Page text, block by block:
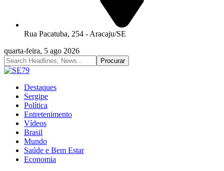
Rua Pacatuba, 254 - Aracaju/SE
quarta-feira, 5 ago 2026
Destaques
Sergipe
Política
Entretenimento
Vídeos
Brasil
Mundo
Saúde e Bem Estar
Economia